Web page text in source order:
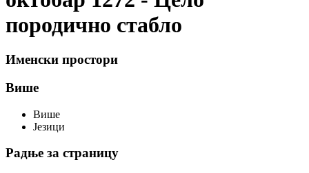
породично стабло
Именски простори
Више
Више
Језици
Радње за страницу